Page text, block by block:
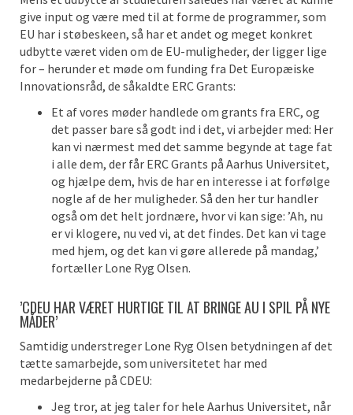
give input og være med til at forme de programmer, som
EU har i støbeskeen, så har et andet og meget konkret
udbytte været viden om de EU-muligheder, der ligger lige
for – herunder et møde om funding fra Det Europæiske
Innovationsråd, de såkaldte ERC Grants:
Et af vores møder handlede om grants fra ERC, og
det passer bare så godt ind i det, vi arbejder med: Her
kan vi nærmest med det samme begynde at tage fat
i alle dem, der får ERC Grants på Aarhus Universitet,
og hjælpe dem, hvis de har en interesse i at forfølge
nogle af de her muligheder. Så den her tur handler
også om det helt jordnære, hvor vi kan sige: ’Ah, nu
er vi klogere, nu ved vi, at det findes. Det kan vi tage
med hjem, og det kan vi gøre allerede på mandag,’
fortæller Lone Ryg Olsen.
’CDEU HAR VÆRET HURTIGE TIL AT BRINGE AU I SPIL PÅ NYE
MÅDER’
Samtidig understreger Lone Ryg Olsen betydningen af det
tætte samarbejde, som universitetet har med
medarbejderne på CDEU:
Jeg tror, at jeg taler for hele Aarhus Universitet, når